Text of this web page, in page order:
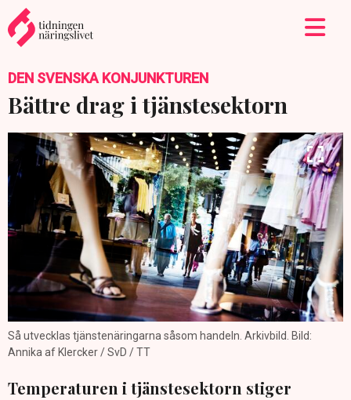
DEN SVENSKA KONJUNKTUREN
Bättre drag i tjänstesektorn
Så utvecklas tjänstenäringarna såsom handeln. Arkivbild. Bild:
Annika af Klercker / SvD / TT
Temperaturen i tjänstesektorn stiger